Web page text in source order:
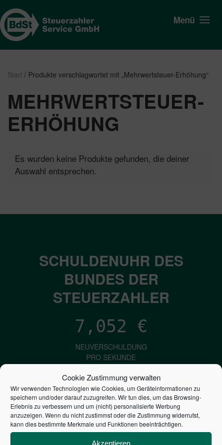
Cookie Zustimmung verwalten
Wir verwenden Technologien wie Cookies, um Geräteinformationen zu
speichern und/oder darauf zuzugreifen. Wir tun dies, um das Browsing-
Erlebnis zu verbessern und um (nicht) personalisierte Werbung
anzuzeigen. Wenn du nicht zustimmst oder die Zustimmung widerrufst,
kann dies bestimmte Merkmale und Funktionen beeinträchtigen.
Akzeptieren
Menü
Start / Produkte verschlagwortet mit „Mehrwertsteuer-Erhöhung“
MEHRWERTSTEUER-
ERHÖHUNG
Es wurden keine Produkte gefunden, die deiner
Auswahl entsprechen.
SCHULDENUHR DES
BUNDES DER
STEUERZAHLER
7,052 €
NEUVERSCHULDUNG
PRO SEKUNDE
1,601€
ZINSEN
PRO SEKUNDE